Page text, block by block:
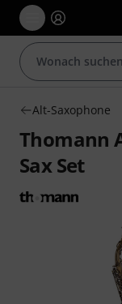
Alt-Saxophone
Thomann
Sax Set